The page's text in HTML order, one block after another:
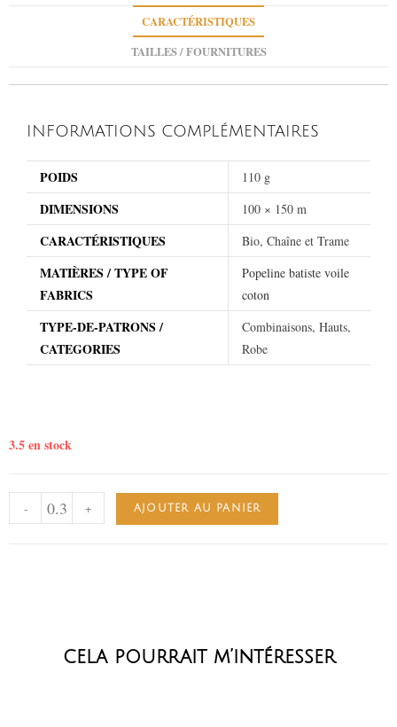
CARACTÉRISTIQUES
TAILLES / FOURNITURES
INFORMATIONS COMPLÉMENTAIRES
POIDS 110 g
DIMENSIONS 100 × 150 m
CARACTÉRISTIQUES Bio, Chaîne et Trame
MATIÈRES / TYPE OF
FABRICS
Popeline batiste voile
coton
TYPE-DE-PATRONS /
CATEGORIES
Combinaisons, Hauts,
Robe
3.5 en stock
- + AJOUTER AU PANIER
cela pourrait m’intéresser